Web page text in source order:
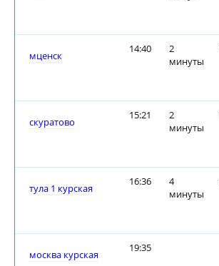
мценск
14:40
2
минуты
скуратово
15:21
2
минуты
тула 1 курская
16:36
4
минуты
москва курская
19:35